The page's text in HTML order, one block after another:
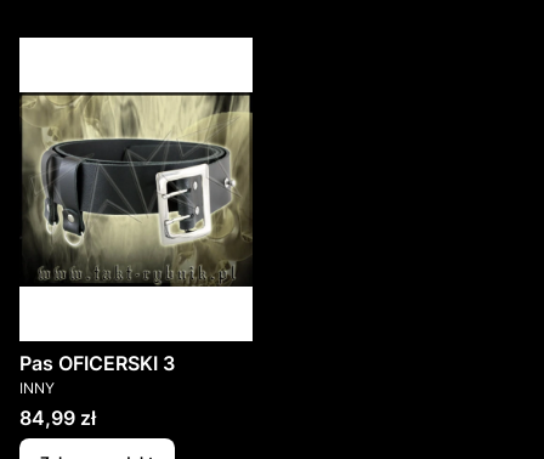
Pas OFICERSKI 3
PRODUCENT
INNY
Cena
84,99 zł